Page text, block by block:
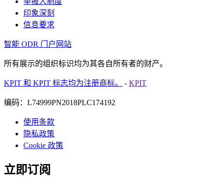
印象深刻
信息要求
智能 ODR 门户网站
所有展示的组织标识均为其各自所有者的财产。
KPIT 和 KPIT 标志均为注册商标。 - KPIT
编码：L74999PN2018PLC174192
使用条款
隐私政策
Cookie 政策
立即订阅